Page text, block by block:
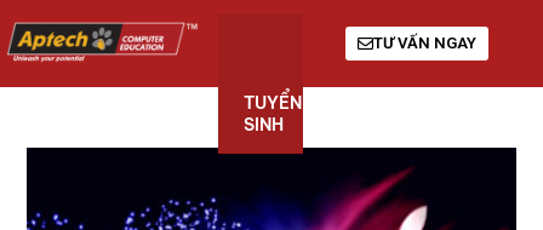
TUYỂN
SINH
TƯ VẤN NGAY